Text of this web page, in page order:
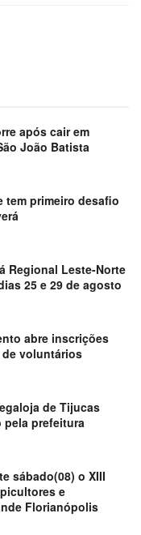
após cair em
João Batista
tem primeiro desafio
Regional Leste-Norte
25 e 29 de agosto
abre inscrições
voluntários
de Tijucas
prefeitura
sábado(08) o XIII
e
Florianópolis